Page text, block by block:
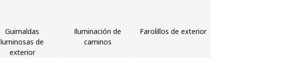
Guirnaldas
luminosas de
exterior
Iluminación de
caminos
Farolillos de exterior